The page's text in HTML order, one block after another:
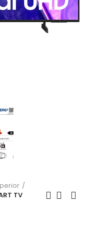
TV